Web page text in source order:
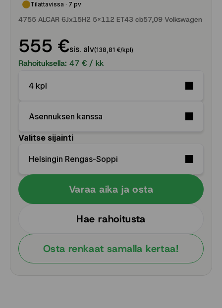
Tilattavissa · 7 pv
4755 ALCAR 6Jx15H2 5x112 ET43 cb57,09 Volkswagen
555 €sis. alv(138,81 €/kpl)
Rahoituksella: 47 € / kk
4 kpl
Asennuksen kanssa
Valitse sijainti
Helsingin Rengas-Soppi
Varaa aika ja osta
Hae rahoitusta
Osta renkaat samalla kertaa!